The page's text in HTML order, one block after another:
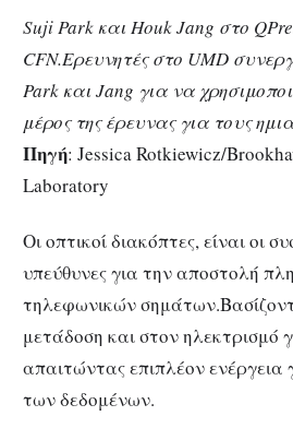
Suji Park και Houk Jang στο
CFN.Ερευνητές στο UMD
Park και Jang για να
μέρος της έρευνας για τους
Πηγή: Jessica Rotkiewicz/
Laboratory
Οι οπτικοί διακόπτες, είναι οι
υπεύθυνες για την αποστολή
τηλεφωνικών
μετάδοση και στον ηλεκτρισμό
απαιτώντας επιπλέον ενέργεια
των δεδομένων.